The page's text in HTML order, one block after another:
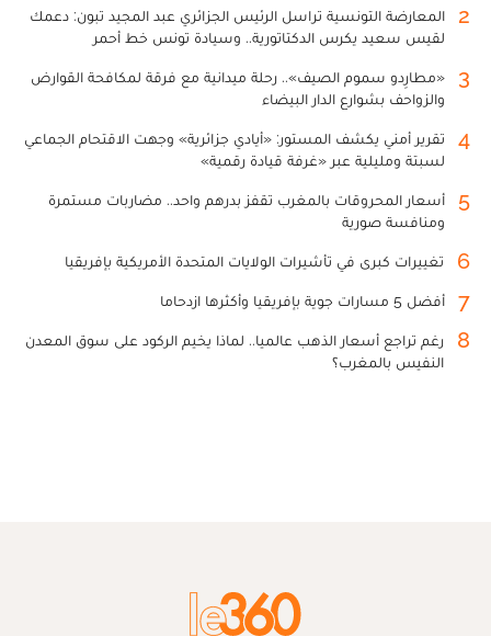
2
المعارضة التونسية تراسل الرئيس الجزائري عبد المجيد تبون: دعمك
لقيس سعيد يكرس الدكتاتورية.. وسيادة تونس خط أحمر
3
«مطارِدو سموم الصيف».. رحلة ميدانية مع فرقة لمكافحة القوارض
والزواحف بشوارع الدار البيضاء
4
تقرير أمني يكشف المستور: «أيادي جزائرية» وجهت الاقتحام الجماعي
لسبتة ومليلية عبر «غرفة قيادة رقمية»
5
أسعار المحروقات بالمغرب تقفز بدرهم واحد.. مضاربات مستمرة
ومنافسة صورية
6 تغييرات كبرى في تأشيرات الولايات المتحدة الأمريكية بإفريقيا
7 أفضل 5 مسارات جوية بإفريقيا وأكثرها ازدحاما
8
رغم تراجع أسعار الذهب عالميا.. لماذا يخيم الركود على سوق المعدن
النفيس بالمغرب؟